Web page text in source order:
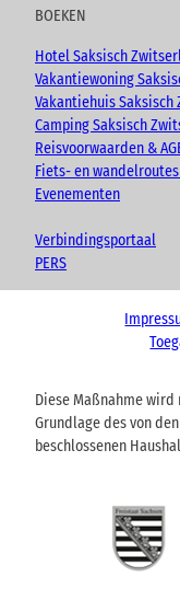
BOEKEN
Hotel Saksisch
Vakantiewoning
Vakantiehuis Saksisch
Camping Saksisch
Reisvoorwaarden &
Fiets- en
Evenementen
Verbindingsportaal
PERS
Diese Maßnahme
Grundlage des von
beschlossenen